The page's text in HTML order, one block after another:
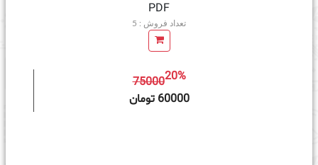
PDF
تعداد فروش : 5
7500020%
60000 تومان